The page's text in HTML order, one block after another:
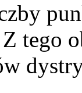
tego